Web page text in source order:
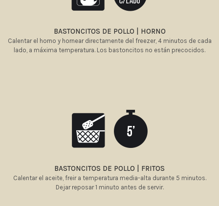
BASTONCITOS DE POLLO | HORNO
Calentar el horno y hornear directamente del freezer, 4 minutos de cada
lado, a máxima temperatura. Los bastoncitos no están precocidos.
BASTONCITOS DE POLLO | FRITOS
Calentar el aceite, freir a temperatura media-alta durante 5 minutos.
Dejar reposar 1 minuto antes de servir.